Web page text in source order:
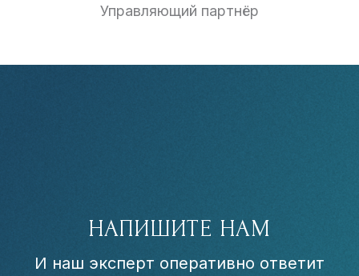
Управляющий партнёр
НАПИШИТЕ НАМ
И наш эксперт оперативно ответит